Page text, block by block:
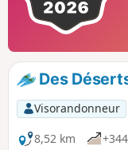
Des
Visorandonneur
8,52 km